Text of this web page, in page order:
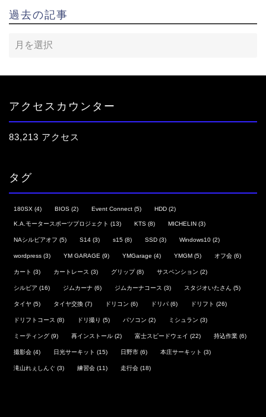
過去の記事
アクセスカウンター
83,213 アクセス
タグ
180SX (4) BIOS (2) Event Connect (5) HDD (2)
K.A.モータースポーツプロジェクト (13) KTS (8) MICHELIN (3)
NAシルビアオフ (5) S14 (3) s15 (8) SSD (3) Windows10 (2)
wordpress (3) YM GARAGE (9) YMGarage (4) YMGM (5) オフ会 (6)
カート (3) カートレース (3) グリップ(8) サスペンション (2)
シルビア (16) ジムカーナ (6) ジムカーナコース (3) スタジオいたさん (5)
タイヤ (5) タイヤ交換 (7) ドリコン (6) ドリパ (6) ドリフト (26)
ドリフトコース (8) ドリ撮り (5) パソコン (2) ミシュラン (3)
ミーティング (9) 再インストール (2) 富士スピードウェイ (22) 持込作業 (6)
撮影会 (4) 日光サーキット (15) 日野市 (6) 本庄サーキット (3)
滝山れぇしんぐ (3) 練習会 (11) 走行会 (18)